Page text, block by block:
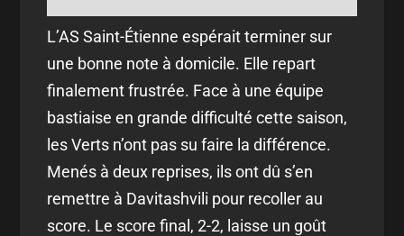
L’AS Saint-Étienne espérait terminer sur
une bonne note à domicile. Elle repart
finalement frustrée. Face à une équipe
bastiaise en grande difficulté cette saison,
les Verts n’ont pas su faire la différence.
Menés à deux reprises, ils ont dû s’en
remettre à Davitashvili pour recoller au
score. Le score final, 2-2, laisse un goût